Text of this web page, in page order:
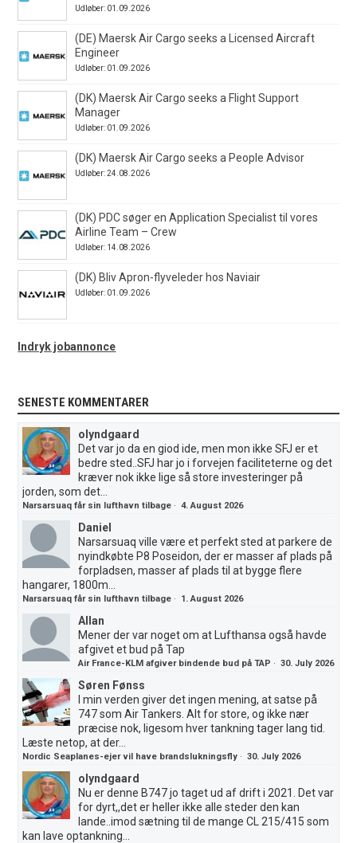
Udløber: 01.09.2026
(DE) Maersk Air Cargo seeks a Licensed Aircraft
Engineer
Udløber: 01.09.2026
(DK) Maersk Air Cargo seeks a Flight Support
Manager
Udløber: 01.09.2026
(DK) Maersk Air Cargo seeks a People Advisor
Udløber: 24.08.2026
(DK) PDC søger en Application Specialist til vores
Airline Team – Crew
Udløber: 14.08.2026
(DK) Bliv Apron-flyveleder hos Naviair
Udløber: 01.09.2026
Indryk jobannonce
SENESTE KOMMENTARER
olyndgaard
Det var jo da en giod ide, men mon ikke SFJ er et
bedre sted..SFJ har jo i forvejen faciliteterne og det
kræver nok ikke lige så store investeringer på
jorden, som det...
Narsarsuaq får sin lufthavn tilbage ·4. August 2026
Daniel
Narsarsuaq ville være et perfekt sted at parkere de
nyindkøbte P8 Poseidon, der er masser af plads på
forpladsen, masser af plads til at bygge flere
hangarer, 1800m...
Narsarsuaq får sin lufthavn tilbage · 1. August 2026
Allan
Mener der var noget om at Lufthansa også havde
afgivet et bud på Tap
Air France-KLM afgiver bindende bud på TAP ·30. July 2026
Søren Fønss
I min verden giver det ingen mening, at satse på
747 som Air Tankers. Alt for store, og ikke nær
præcise nok, ligesom hver tankning tager lang tid.
Læste netop, at der...
Nordic Seaplanes-ejer vil have brandslukningsfly ·30. July 2026
olyndgaard
Nu er denne B747 jo taget ud af drift i 2021. Det var
for dyrt,,det er heller ikke alle steder den kan
lande..imod sætning til de mange CL 215/415 som
kan lave optankning...